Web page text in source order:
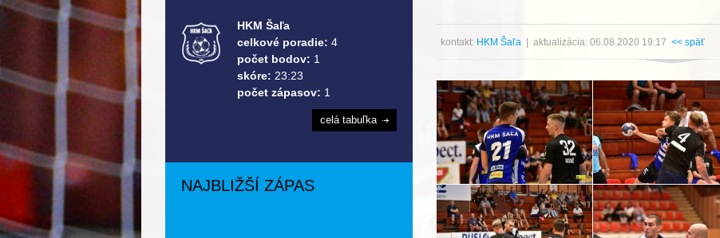
kontakt: HKM Šaľa | aktualizácia: 06.08.2020 19:17 << späť
HKM Šaľa
celkové poradie: 4
počet bodov: 1
skóre: 23:23
počet zápasov: 1
celá tabuľka
NAJBLIŽŠÍ ZÁPAS